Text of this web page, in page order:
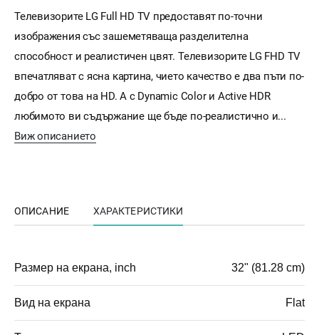
Телевизорите LG Full HD TV предоставят по-точни
изображения със зашеметяваща разделителна
способност и реалистичен цвят. Телевизорите LG FHD TV
впечатляват с ясна картина, чието качество е два пъти по-
добро от това на HD. А с Dynamic Color и Active HDR
любимото ви съдържание ще бъде по-реалистично и...
Виж описанието
ОПИСАНИЕ ХАРАКТЕРИСТИКИ
Размер на екрана, inch 32" (81.28 cm)
Вид на екрана Flat